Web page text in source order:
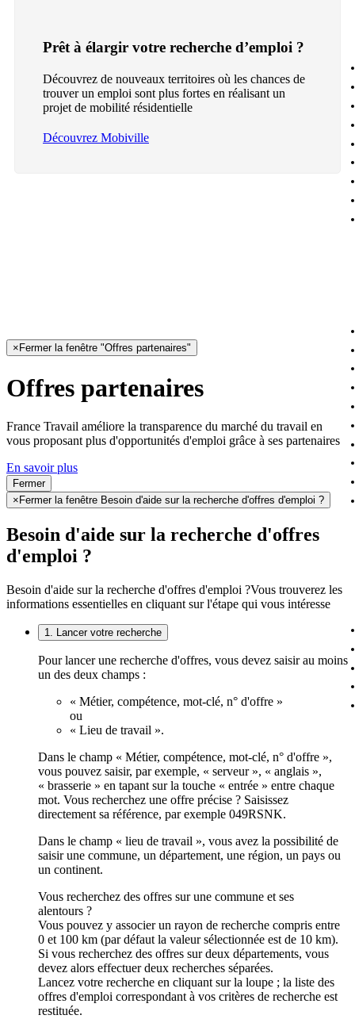
Prêt à élargir votre recherche d’emploi ?
Découvrez de nouveaux territoires où les chances de
trouver un emploi sont plus fortes en réalisant un
projet de mobilité résidentielle
Découvrez Mobiville
× Fermer la fenêtre "Offres partenaires"
Offres partenaires
France Travail améliore la transparence du marché du travail en
vous proposant plus d'opportunités d'emploi grâce à ses partenaires
En savoir plus
Fermer
× Fermer la fenêtre Besoin d'aide sur la recherche d'offres d'emploi ?
Besoin d'aide sur la recherche d'offres
d'emploi ?
Besoin d'aide sur la recherche d'offres d'emploi ?Vous trouverez les
informations essentielles en cliquant sur l'étape qui vous intéresse
1. Lancer votre recherche
Pour lancer une recherche d'offres, vous devez saisir au moins
un des deux champs :
« Métier, compétence, mot-clé, n° d'offre »
ou
« Lieu de travail ».
Dans le champ « Métier, compétence, mot-clé, n° d'offre »,
vous pouvez saisir, par exemple, « serveur », « anglais »,
« brasserie » en tapant sur la touche « entrée » entre chaque
mot. Vous recherchez une offre précise ? Saisissez
directement sa référence, par exemple 049RSNK.
Dans le champ « lieu de travail », vous avez la possibilité de
saisir une commune, un département, une région, un pays ou
un continent.
Vous recherchez des offres sur une commune et ses
alentours ?
Vous pouvez y associer un rayon de recherche compris entre
0 et 100 km (par défaut la valeur sélectionnée est de 10 km).
Si vous recherchez des offres sur deux départements, vous
devez alors effectuer deux recherches séparées.
Lancez votre recherche en cliquant sur la loupe ; la liste des
offres d'emploi correspondant à vos critères de recherche est
restituée.